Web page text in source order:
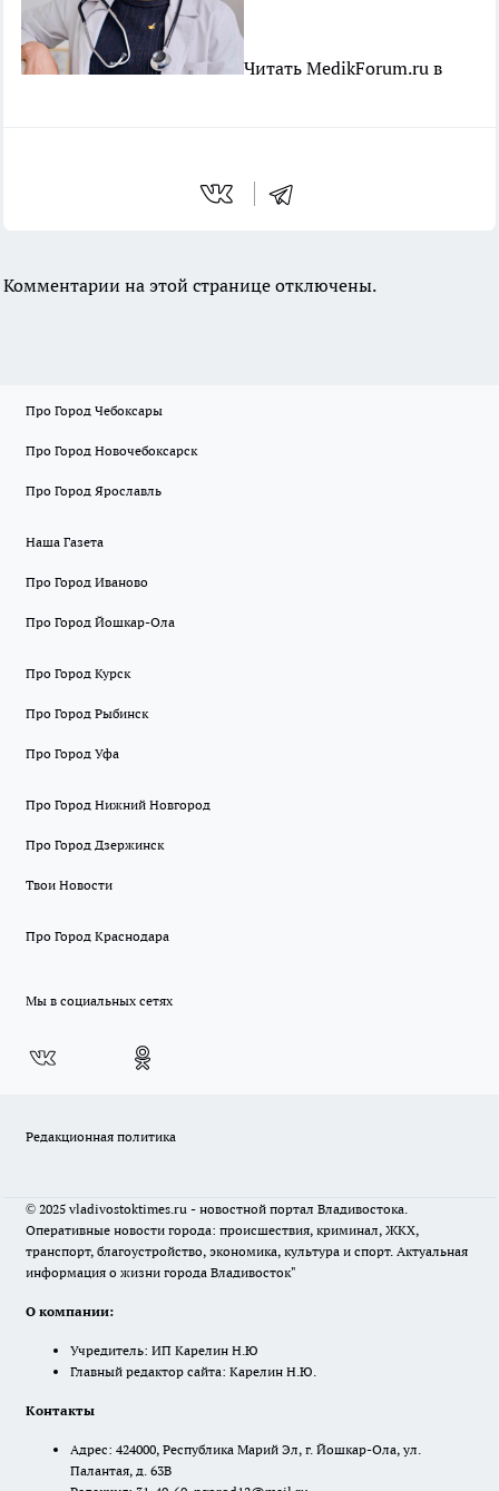
Читать MedikForum.ru в
Комментарии на этой странице отключены.
Про Город Чебоксары
Про Город Новочебоксарск
Про Город Ярославль
Наша Газета
Про Город Иваново
Про Город Йошкар-Ола
Про Город Курск
Про Город Рыбинск
Про Город Уфа
Про Город Нижний Новгород
Про Город Дзержинск
Твои Новости
Про Город Краснодара
Мы в социальных сетях
Редакционная политика
© 2025 vladivostoktimes.ru - новостной портал Владивостока.
Оперативные новости города: происшествия, криминал, ЖКХ,
транспорт, благоустройство, экономика, культура и спорт. Актуальная
информация о жизни города Владивосток"
О компании:
Учредитель: ИП Карелин Н.Ю
Главный редактор сайта: Карелин Н.Ю.
Контакты
Адрес: 424000, Республика Марий Эл, г. Йошкар-Ола, ул.
Палантая, д. 63В